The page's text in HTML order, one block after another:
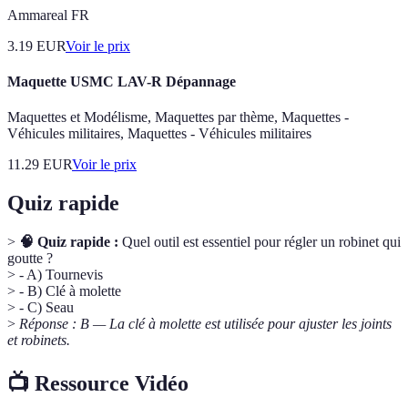
Ammareal FR
3.19 EURVoir le prix
Maquette USMC LAV-R Dépannage
Maquettes et Modélisme, Maquettes par thème, Maquettes -
Véhicules militaires, Maquettes - Véhicules militaires
11.29 EURVoir le prix
Quiz rapide
> 🧠 Quiz rapide : Quel outil est essentiel pour régler un robinet qui
goutte ?
> - A) Tournevis
> - B) Clé à molette
> - C) Seau
> Réponse : B — La clé à molette est utilisée pour ajuster les joints
et robinets.
📺 Ressource Vidéo